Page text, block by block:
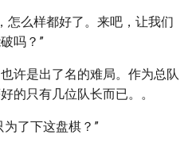
怎么样都好了。来吧，让我们
吗？”
许是出了名的难局。作为总队
的只有几位队长而已。。
了下这盘棋？”